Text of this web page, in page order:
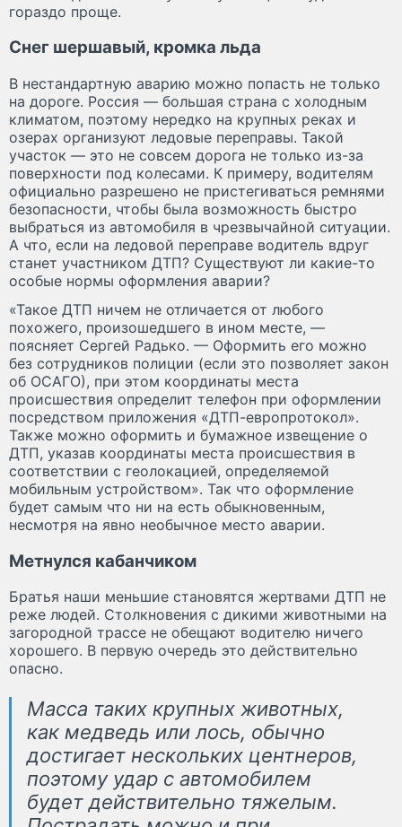
гораздо проще.
Снег шершавый, кромка льда
В нестандартную аварию можно попасть не только
на дороге. Россия — большая страна с холодным
климатом, поэтому нередко на крупных реках и
озерах организуют ледовые переправы. Такой
участок — это не совсем дорога не только из-за
поверхности под колесами. К примеру, водителям
официально разрешено не пристегиваться ремнями
безопасности, чтобы была возможность быстро
выбраться из автомобиля в чрезвычайной ситуации.
А что, если на ледовой переправе водитель вдруг
станет участником ДТП? Существуют ли какие-то
особые нормы оформления аварии?
«Такое ДТП ничем не отличается от любого
похожего, произошедшего в ином месте, —
поясняет Сергей Радько. — Оформить его можно
без сотрудников полиции (если это позволяет закон
об ОСАГО), при этом координаты места
происшествия определит телефон при оформлении
посредством приложения «ДТП-европротокол».
Также можно оформить и бумажное извещение о
ДТП, указав координаты места происшествия в
соответствии с геолокацией, определяемой
мобильным устройством». Так что оформление
будет самым что ни на есть обыкновенным,
несмотря на явно необычное место аварии.
Метнулся кабанчиком
Братья наши меньшие становятся жертвами ДТП не
реже людей. Столкновения с дикими животными на
загородной трассе не обещают водителю ничего
хорошего. В первую очередь это действительно
опасно.
Масса таких крупных животных,
как медведь или лось, обычно
достигает нескольких центнеров,
поэтому удар с автомобилем
будет действительно тяжелым.